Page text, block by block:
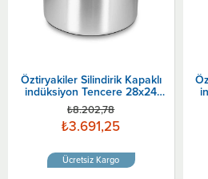
Öztiryakiler Silindirik Kapaklı
indüksiyon Tencere 28x24
Cm
₺3.691,25
₺8.202,78
Ücretsiz Kargo